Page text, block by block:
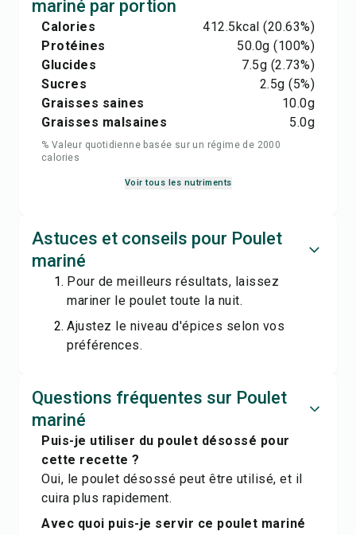
mariné par portion
Calories 412.5kcal (20.63%)
Protéines
50.0g (100%)
Glucides
7.5g (2.73%)
Sucres
2.5g (5%)
Graisses saines
10.0g
Graisses malsaines
5.0g
% Valeur quotidienne basée sur un régime de 2000
calories
Voir tous les nutriments
Astuces et conseils pour Poulet
mariné
Pour de meilleurs résultats, laissez
mariner le poulet toute la nuit.
Ajustez le niveau d'épices selon vos
préférences.
Questions fréquentes sur Poulet
mariné
Puis-je utiliser du poulet désossé pour
cette recette ?
Oui, le poulet désossé peut être utilisé, et il
cuira plus rapidement.
Avec quoi puis-je servir ce poulet mariné